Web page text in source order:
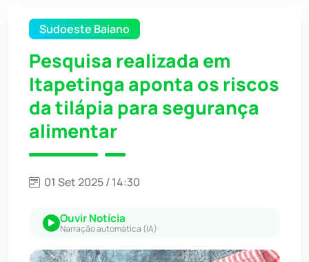
Sudoeste Baiano
Pesquisa realizada em
Itapetinga aponta os riscos
da tilápia para segurança
alimentar
01 Set 2025 / 14:30
Ouvir Notícia
Narração automática (IA)